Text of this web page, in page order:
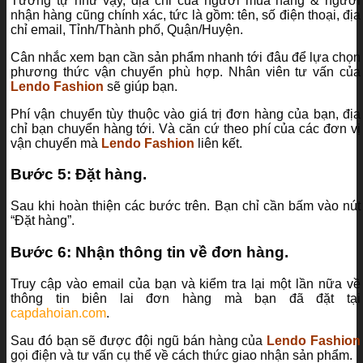
nhận hàng cũng chính xác, tức là gồm: tên, số điện thoại, địa
chỉ email, Tỉnh/Thành phố, Quận/Huyện.
Cân nhắc xem bạn cần sản phẩm nhanh tới đâu để lựa chọn
phương thức vận chuyển phù hợp. Nhân viên tư vấn của
Lendo Fashion sẽ giúp bạn.
Phí vận chuyển tùy thuộc vào giá trị đơn hàng của bạn, địa
chỉ bạn chuyển hàng tới. Và căn cứ theo phí của các đơn vị
vận chuyển mà Lendo Fashion liên kết.
Bước 5: Đặt hàng.
Sau khi hoàn thiện các bước trên. Bạn chỉ cần bấm vào nút
“Đặt hàng”.
Bước 6: Nhận thông tin về đơn hàng.
Truy cập vào email của bạn và kiểm tra lại một lần nữa về
thông tin biên lai đơn hàng mà bạn đã đặt tại
capdahoian.com.
Sau đó bạn sẽ được đội ngũ bán hàng của Lendo Fashion
gọi điện và tư vấn cụ thể về cách thức giao nhận sản phẩm.